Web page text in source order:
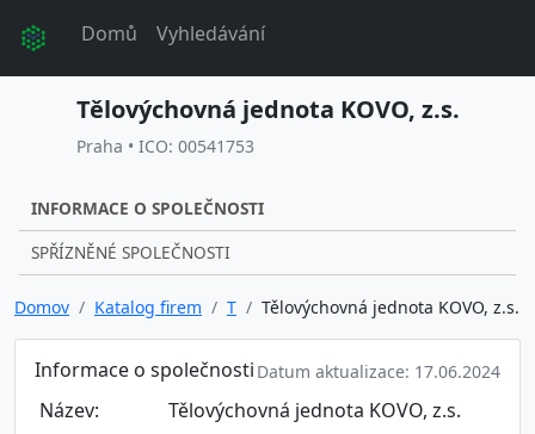
Domů Vyhledávání
Tělovýchovná jednota KOVO, z.s.
Praha • ICO: 00541753
INFORMACE O SPOLEČNOSTI
SPŘÍZNĚNÉ SPOLEČNOSTI
Domov Katalog firem T Tělovýchovná jednota KOVO, z.s.
Informace o společnosti Datum aktualizace: 17.06.2024
Název:
Tělovýchovná jednota KOVO, z.s.